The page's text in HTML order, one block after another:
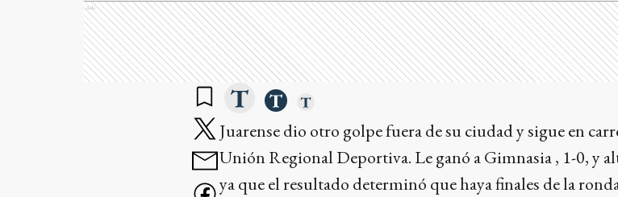
Ads
Juarense dio otro golpe fuera de su ciudad y sigue en
Unión Regional Deportiva. Le ganó a Gimnasia , 1-0, y
ya que el resultado determinó que haya finales de la